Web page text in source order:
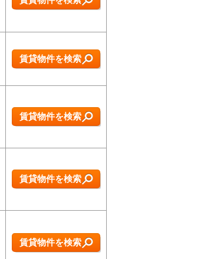
賃貸物件を検索
賃貸物件を検索
賃貸物件を検索
賃貸物件を検索